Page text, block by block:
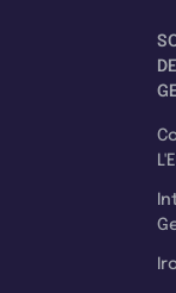
DE